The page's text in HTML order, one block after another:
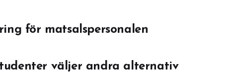
för matsalspersonalen
väljer andra alternativ